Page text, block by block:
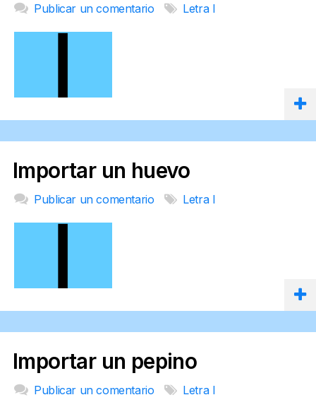
Publicar un comentario Letra I
Importar un huevo
Publicar un comentario Letra I
Importar un pepino
Publicar un comentario Letra I